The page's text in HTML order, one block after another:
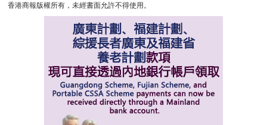
香港商報版權所有，未經書面允許不得使用。